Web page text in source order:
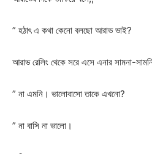
” হঠাৎ এ কথা কেনো বলছো আরাভ ভাই?
আরাভ রেলিং থেকে সরে এসে এনার সামনা-
” না এমনি। ভালোবাসো তাকে এখনো?
” না বাসি না ভালো।